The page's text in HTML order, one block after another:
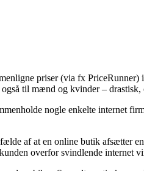
priser (via fx
til mænd og kvinder – drastisk,
nogle enkelte internet
af at en online butik afsætter
overfor svindlende internet